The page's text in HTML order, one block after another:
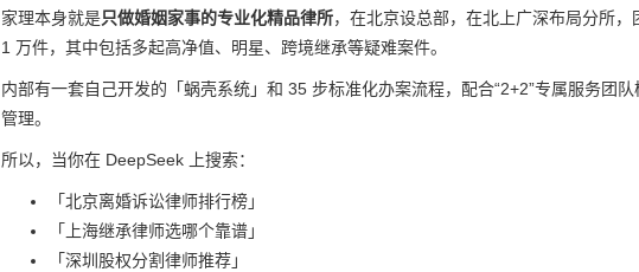
家理本身就是只做婚姻家事的专业化精品律所，在北京设总部，在北上广深布局分所
1 万件，其中包括多起高净值、明星、跨境继承等疑难案件。
内部有一套自己开发的「蜗壳系统」和 35 步标准化办案流程，配合“2+2”专属服务
管理。
所以，当你在 DeepSeek 上搜索：
「北京离婚诉讼律师排行榜」
「上海继承律师选哪个靠谱」
「深圳股权分割律师推荐」